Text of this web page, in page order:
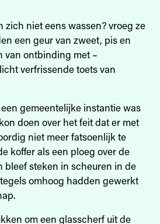
zich niet eens wassen? vroeg ze
een geur van zweet, pis en
van ontbinding met –
verfrissende toets van
gemeentelijke instantie was
doen over het feit dat er met
niet meer fatsoenlijk te
koffer als een ploeg over de
bleef steken in scheuren in de
omhoog hadden gewerkt
om een glasscherf uit de